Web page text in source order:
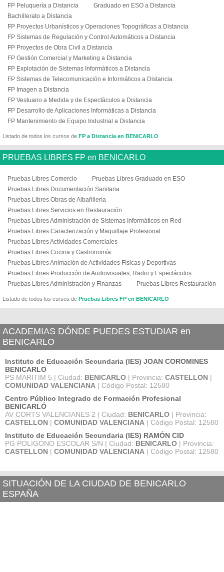
FP Peluquería a Distancia
Graduado en ESO a Distancia
Bachillerato a Distancia
FP Proyectos Urbanísticos y Operaciones Topográficas a Distancia
FP Sistemas de Regulación y Control Automáticos a Distancia
FP Proyectos de Obra Civil a Distancia
FP Gestión Comercial y Marketing a Distancia
FP Explotación de Sistemas Informáticos a Distancia
FP Sistemas de Telecomunicación e Informáticos a Distancia
FP Imagen a Distancia
FP Vestuario a Medida y de Espectáculos a Distancia
FP Desarrollo de Aplicaciones Informáticas a Distancia
FP Mantenimiento de Equipo Industrial a Distancia
Listado de todos los cursos de FP a Distancia en BENICARLO
PRUEBAS LIBRES FP en BENICARLO
Pruebas Libres Comercio
Pruebas Libres Graduado en ESO
Pruebas Libres Documentación Sanitaria
Pruebas Libres Obras de Albañilería
Pruebas Libres Servicios en Restauración
Pruebas Libres Administración de Sistemas Informáticos en Red
Pruebas Libres Caracterización y Maquillaje Profesional
Pruebas Libres Actividades Comerciales
Pruebas Libres Cocina y Gastronomía
Pruebas Libres Animación de Actividades Físicas y Deportivas
Pruebas Libres Producción de Audiovisuales, Radio y Espectáculos
Pruebas Libres Administración y Finanzas
Pruebas Libres Restauración
Listado de todos los cursos de Pruebas Libres FP en BENICARLO
ACADEMIAS DÓNDE PUEDES ESTUDIAR en
BENICARLO
Instituto de Educación Secundaria (IES) JOAN COROMINES
BENICARLO
PS MARITIM 5 | Ciudad: BENICARLO | Provincia: CASTELLON |
COMUNIDAD VALENCIANA | Código Postal: 12580
Centro Público Integrado de Formación Profesional
BENICARLÓ
AV CORTS VALENCIANES 2 | Ciudad: BENICARLO | Provincia:
CASTELLON | COMUNIDAD VALENCIANA | Código Postal: 12580
Instituto de Educación Secundaria (IES) RAMÓN CID
PG POLIGONO ESCOLAR S/N | Ciudad: BENICARLO | Provincia:
CASTELLON | COMUNIDAD VALENCIANA | Código Postal: 12580
SITUACIÓN DE LA CIUDAD DE BENICARLO
ESPAÑA